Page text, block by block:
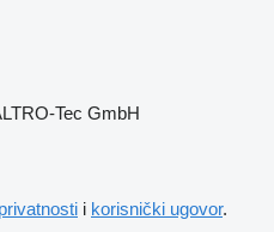
Tec GmbH
i korisnički ugovor.